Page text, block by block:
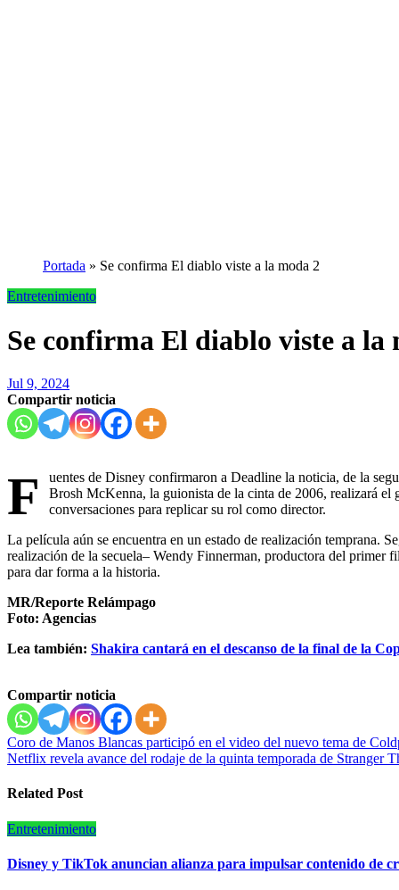
Portada » Se confirma El diablo viste a la moda 2
Entretenimiento
Se confirma El diablo viste a la
Jul 9, 2024
Compartir noticia
F
uentes de Disney confirmaron a Deadline la noticia, de la
Brosh McKenna, la guionista de la cinta de 2006, realizará el
conversaciones para replicar su rol como director.
La película aún se encuentra en un estado de realización temprana.
realización de la secuela– Wendy Finnerman, productora del primer
para dar forma a la historia.
MR/Reporte Relámpago
Foto: Agencias
Lea también: Shakira cantará en el descanso de la final de la
Compartir noticia
Navegación
de
entradas
Coro de Manos Blancas participó en el video del nuevo tema de
Netflix revela avance del rodaje de la quinta temporada de Stranger
Related Post
Entretenimiento
Disney y TikTok anuncian alianza para impulsar contenido de